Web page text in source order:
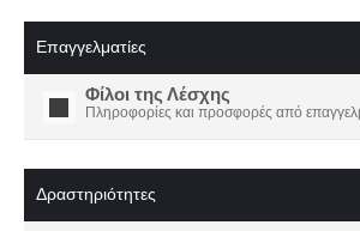
Επαγγελματίες
Φίλοι της Λέσχης
Πληροφορίες και προσφορές από
Δραστηριότητες